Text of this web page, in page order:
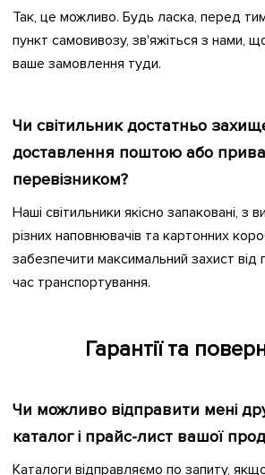
Так, це можливо. Будь ласка, перед
пункт самовивозу, зв'яжіться з нами,
ваше замовлення туди.
Чи світильник достатньо
доставлення поштою або
перевізником?
Наші світильники якісно запаковані, з
різних наповнювачів та картонних
забезпечити максимальний захист
час транспортування.
Гарантії та
Чи можливо відправити мені
каталог і прайс-лист вашої
Каталоги відправляємо по запиту,